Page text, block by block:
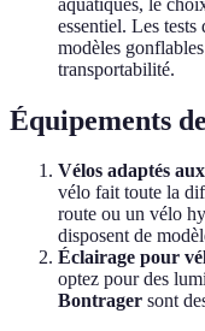
essentiel. Les tests
modèles
transportabilité.
Équipements
Vélos adaptés
vélo fait toute la
route ou un vélo
disposent de
Éclairage pour
optez pour des
Bontrager sont